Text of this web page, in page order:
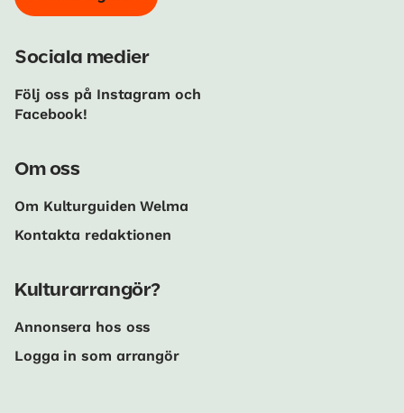
Sociala medier
Följ oss på Instagram och
Facebook!
Om oss
Om Kulturguiden Welma
Kontakta redaktionen
Kulturarrangör?
Annonsera hos oss
Logga in som arrangör